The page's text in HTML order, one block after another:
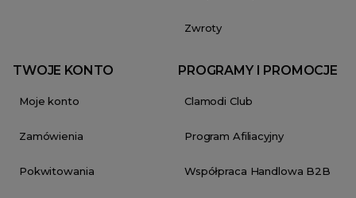
Zwroty
TWOJE KONTO
Moje konto
Zamówienia
Pokwitowania
PROGRAMY I PROMOCJE
Clamodi Club
Program Afiliacyjny
Współpraca Handlowa B2B